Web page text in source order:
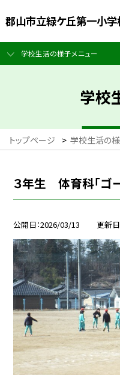
郡山市立緑ケ丘第一小学
学校生活の様子メニュー
学校
トップページ > 学校生活の
３年生 体育科「ゴ
公開日 2026/03/13 更新日